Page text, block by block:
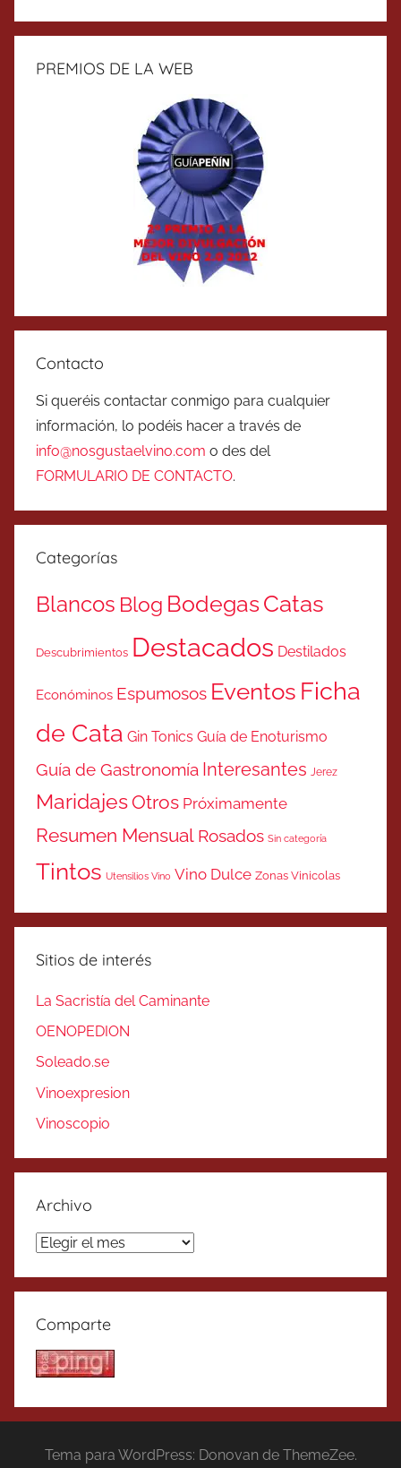
PREMIOS DE LA WEB
Contacto
Si queréis contactar conmigo para cualquier
información, lo podéis hacer a través de
info@nosgustaelvino.com o des del
FORMULARIO DE CONTACTO.
Categorías
Blancos Blog BodegasCatas
Descubrimientos Destacados Destilados
Económinos Espumosos Eventos Ficha
de Cata Gin Tonics Guía de Enoturismo
Guía de Gastronomía Interesantes Jerez
MaridajesOtros Próximamente
Resumen Mensual Rosados Sin categoría
Tintos Utensilios Vino Vino Dulce Zonas Vinicolas
Sitios de interés
La Sacristía del Caminante
OENOPEDION
Soleado.se
Vinoexpresion
Vinoscopio
Archivo
Archivo
Comparte
Tema para WordPress: Donovan de ThemeZee.